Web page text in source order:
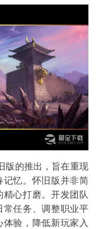
的推出，旨在重现
记忆。怀旧版并非简
心打磨。开发团队
常任务、调整职业平
验，降低新玩家入